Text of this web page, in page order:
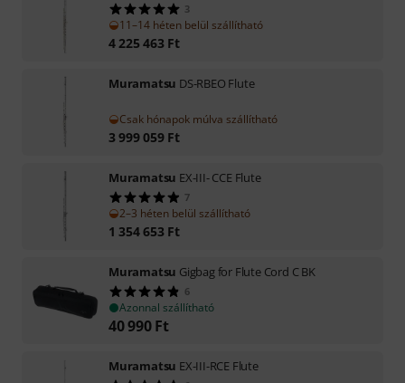
3
11–14 héten belül szállítható
4 225 463 Ft
Muramatsu DS-RBEO Flute
Csak hónapok múlva szállítható
3 999 059 Ft
Muramatsu EX-III- CCE Flute
7
2–3 héten belül szállítható
1 354 653 Ft
Muramatsu Gigbag for Flute Cord C BK
6
Azonnal szállítható
40 990 Ft
Muramatsu EX-III-RCE Flute